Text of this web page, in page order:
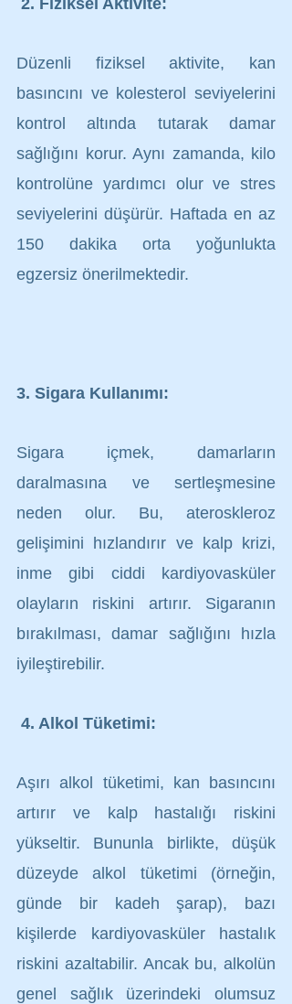
Düzenli fiziksel aktivite, kan
basıncını ve kolesterol seviyelerini
kontrol altında tutarak damar
sağlığını korur. Aynı zamanda, kilo
kontrolüne yardımcı olur ve stres
seviyelerini düşürür. Haftada en az
150 dakika orta yoğunlukta
egzersiz önerilmektedir.
3. Sigara Kullanımı:
Sigara içmek, damarların
daralmasına ve sertleşmesine
neden olur. Bu, ateroskleroz
gelişimini hızlandırır ve kalp krizi,
inme gibi ciddi kardiyovasküler
olayların riskini artırır. Sigaranın
bırakılması, damar sağlığını hızla
iyileştirebilir.
4. Alkol Tüketimi:
Aşırı alkol tüketimi, kan basıncını
artırır ve kalp hastalığı riskini
yükseltir. Bununla birlikte, düşük
düzeyde alkol tüketimi (örneğin,
günde bir kadeh şarap), bazı
kişilerde kardiyovasküler hastalık
riskini azaltabilir. Ancak bu, alkolün
genel sağlık üzerindeki olumsuz